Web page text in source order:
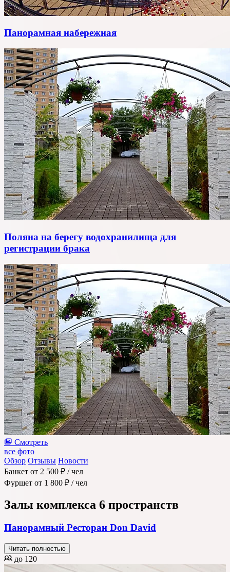
Панорамная набережная
Поляна на берегу водохранилища для
регистрации брака
Смотреть
все фото
Обзор Отзывы Новости
Банкет от 2 500 ₽ / чел
Фуршет от 1 800 ₽ / чел
Залы комплекса 6 пространств
Панорамный Ресторан Don David
Читать полностью
до 120